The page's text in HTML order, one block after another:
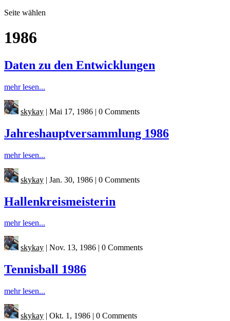
Seite wählen
1986
Daten zu den Entwicklungen
mehr lesen...
skykay | Mai 17, 1986 | 0 Comments
Jahreshauptversammlung 1986
mehr lesen...
skykay | Jan. 30, 1986 | 0 Comments
Hallenkreismeisterin
mehr lesen...
skykay | Nov. 13, 1986 | 0 Comments
Tennisball 1986
mehr lesen...
skykay | Okt. 1, 1986 | 0 Comments